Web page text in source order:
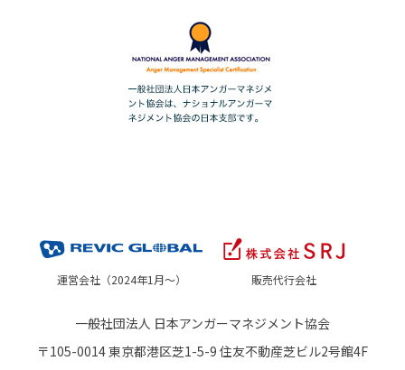
運営会社（2024年1月～） 販売代行会社
一般社団法人 日本アンガーマネジメント協会
〒105-0014 東京都港区芝1-5-9 住友不動産芝ビル2号館4F